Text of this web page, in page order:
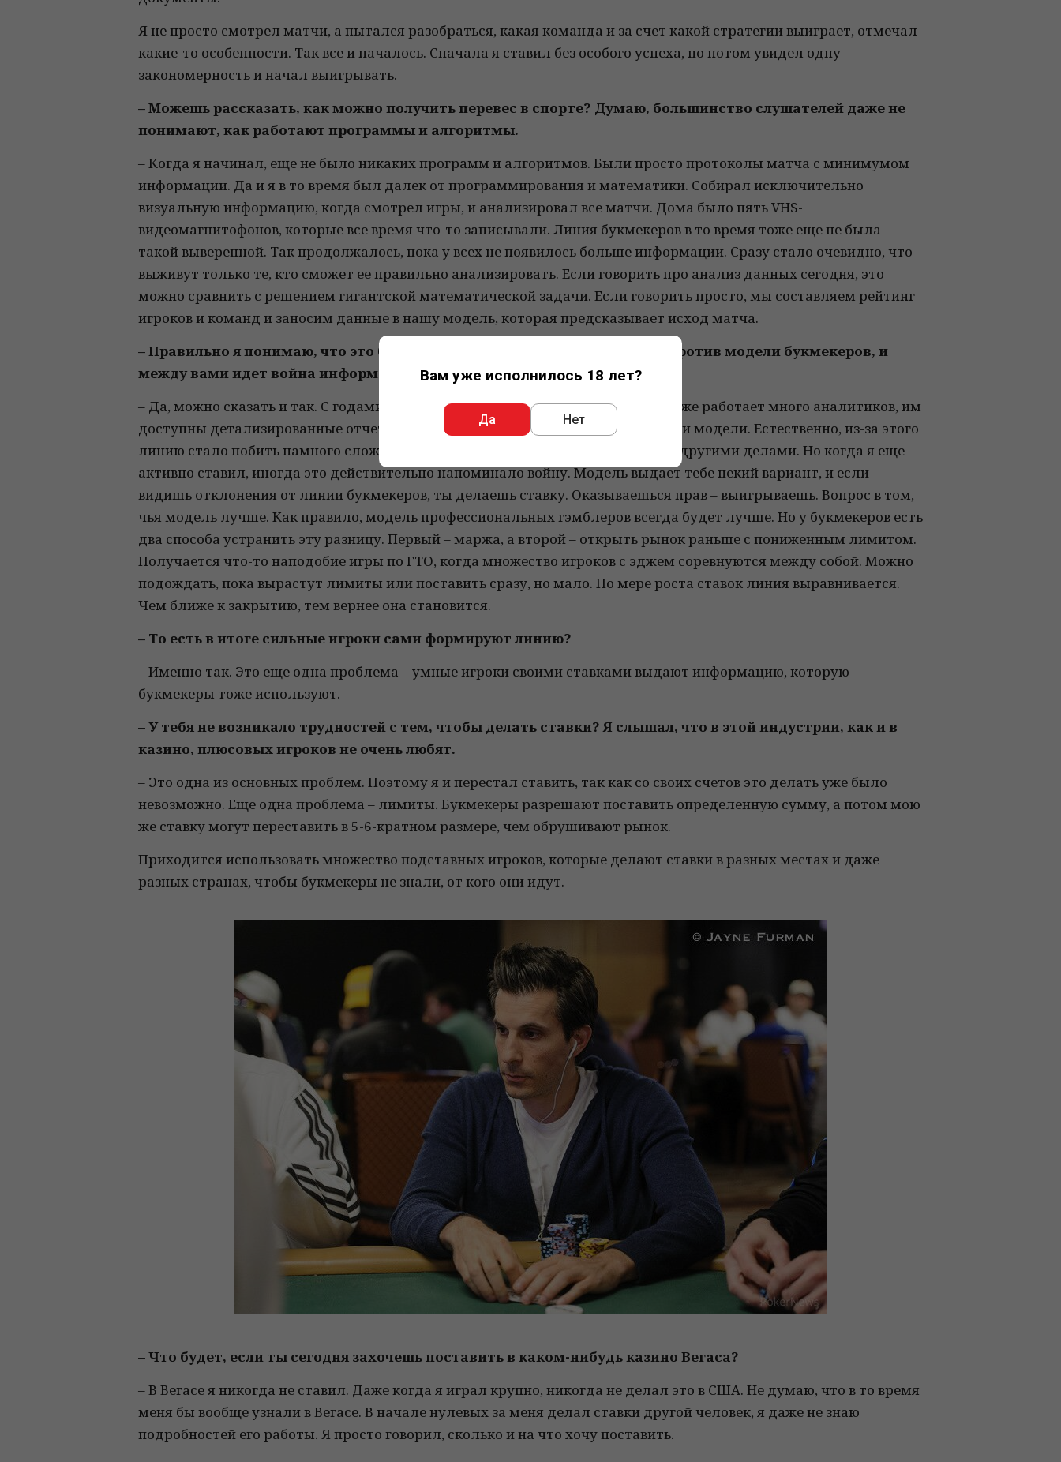
Вам уже исполнилось 18 лет?
Да Нет
Я не просто смотрел матчи, а пытался разобраться, какая команда и за счет какой стратегии выиграет, отмечал
какие-то особенности. Так все и началось. Сначала я ставил без особого успеха, но потом увидел одну
закономерность и начал выигрывать.
– Можешь рассказать, как можно получить перевес в спорте? Думаю, большинство слушателей даже не
понимают, как работают программы и алгоритмы.
– Когда я начинал, еще не было никаких программ и алгоритмов. Были просто протоколы матча с минимумом
информации. Да и я в то время был далек от программирования и математики. Собирал исключительно
визуальную информацию, когда смотрел игры, и анализировал все матчи. Дома было пять VHS-
видеомагнитофонов, которые все время что-то записывали. Линия букмекеров в то время тоже еще не была
такой выверенной. Так продолжалось, пока у всех не появилось больше информации. Сразу стало очевидно, что
выживут только те, кто сможет ее правильно анализировать. Если говорить про анализ данных сегодня, это
можно сравнить с решением гигантской математической задачи. Если говорить просто, мы составляем рейтинг
игроков и команд и заносим данные в нашу модель, которая предсказывает исход матча.
– Правильно я понимаю, что это борьба твоей математической модели против модели букмекеров, и
между вами идет война информации?
– Да, можно сказать и так. С годами букмекеры стали гораздо умнее, на них тоже работает много аналитиков, им
доступны детализированные отчеты по всем матчам, а у некоторых есть и свои модели. Естественно, из-за этого
линию стало побить намного сложнее. Последний год я не ставил, занимался другими делами. Но когда я еще
активно ставил, иногда это действительно напоминало войну. Модель выдает тебе некий вариант, и если
видишь отклонения от линии букмекеров, ты делаешь ставку. Оказываешься прав – выигрываешь. Вопрос в том,
чья модель лучше. Как правило, модель профессиональных гэмблеров всегда будет лучше. Но у букмекеров есть
два способа устранить эту разницу. Первый – маржа, а второй – открыть рынок раньше с пониженным лимитом.
Получается что-то наподобие игры по ГТО, когда множество игроков с эджем соревнуются между собой. Можно
подождать, пока вырастут лимиты или поставить сразу, но мало. По мере роста ставок линия выравнивается.
Чем ближе к закрытию, тем вернее она становится.
– То есть в итоге сильные игроки сами формируют линию?
– Именно так. Это еще одна проблема – умные игроки своими ставками выдают информацию, которую
букмекеры тоже используют.
– У тебя не возникало трудностей с тем, чтобы делать ставки? Я слышал, что в этой индустрии, как и в
казино, плюсовых игроков не очень любят.
– Это одна из основных проблем. Поэтому я и перестал ставить, так как со своих счетов это делать уже было
невозможно. Еще одна проблема – лимиты. Букмекеры разрешают поставить определенную сумму, а потом мою
же ставку могут переставить в 5-6-кратном размере, чем обрушивают рынок.
Приходится использовать множество подставных игроков, которые делают ставки в разных местах и даже
разных странах, чтобы букмекеры не знали, от кого они идут.
– Что будет, если ты сегодня захочешь поставить в каком-нибудь казино Вегаса?
– В Вегасе я никогда не ставил. Даже когда я играл крупно, никогда не делал это в США. Не думаю, что в то время
меня бы вообще узнали в Вегасе. В начале нулевых за меня делал ставки другой человек, я даже не знаю
подробностей его работы. Я просто говорил, сколько и на что хочу поставить.